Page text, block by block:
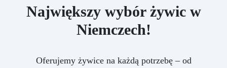
Największy wybór żywic w
Niemczech!
Oferujemy żywice na każdą potrzebę – od